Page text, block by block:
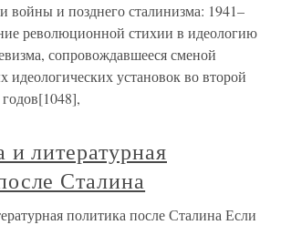
войны и позднего сталинизма: 1941–
революционной стихии в идеологию
сопровождавшееся сменой
идеологических установок во второй
и литературная
Сталина
политика после Сталина Если